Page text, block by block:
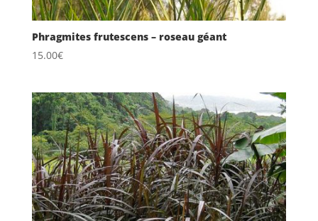
Phragmites frutescens – roseau géant
15.00€